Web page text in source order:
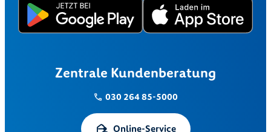
Zentrale Kundenberatung
030 264 85-5000
Online-Service